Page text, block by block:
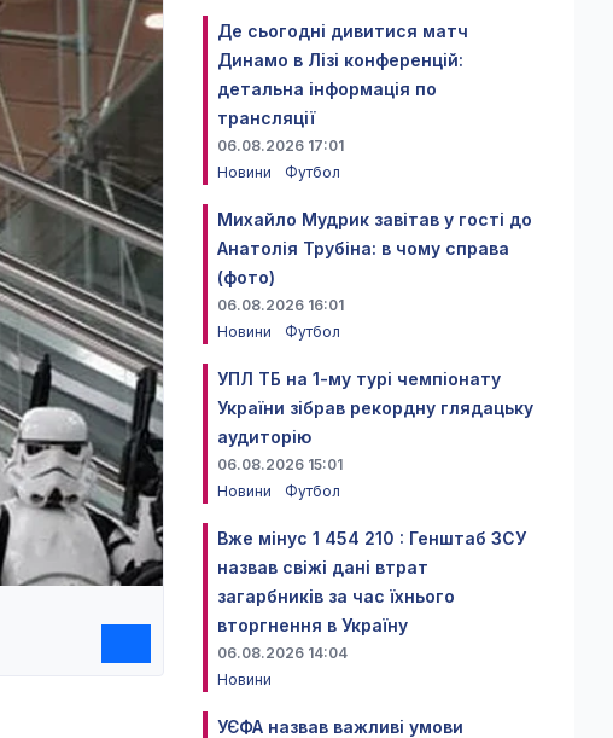
Де сьогодні дивитися матч
Динамо в Лізі конференцій:
детальна інформація по
трансляції
06.08.2026 17:01
Новини
Футбол
Михайло Мудрик завітав у гості до
Анатолія Трубіна: в чому справа
(фото)
06.08.2026 16:01
Новини
Футбол
УПЛ ТБ на 1-му турі чемпіонату
України зібрав рекордну глядацьку
аудиторію
06.08.2026 15:01
Новини
Футбол
Вже мінус 1 454 210 : Генштаб ЗСУ
назвав свіжі дані втрат
загарбників за час їхнього
вторгнення в Україну
06.08.2026 14:04
Новини
УЄФА назвав важливі умови